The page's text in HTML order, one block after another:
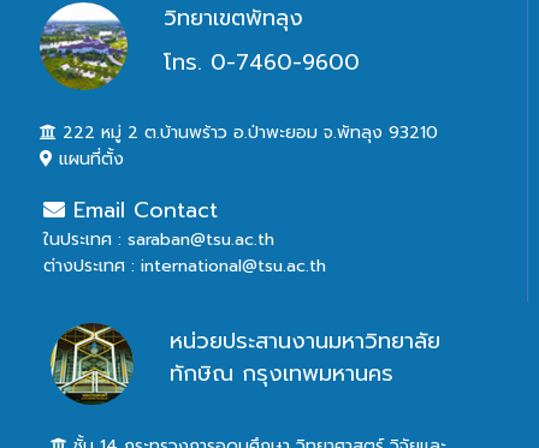
วิทยาเขตพัทลุง
โทร. 0-7460-9600
222 หมู่ 2 ต.บ้านพร้าว อ.ป่าพะยอม จ.พัทลุง 93210
แผนที่ตั้ง
Email Contact
ในประเทศ : saraban@tsu.ac.th
ต่างประเทศ : international@tsu.ac.th
หน่วยประสานงานมหาวิทยาลัย
ทักษิณ กรุงเทพมหานคร